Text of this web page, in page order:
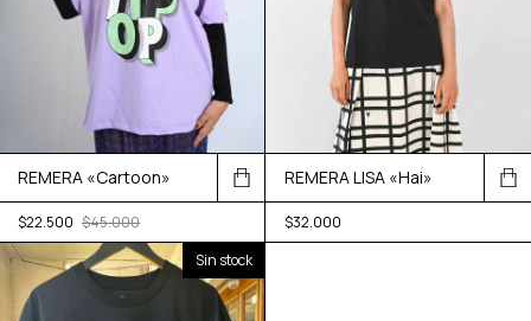
REMERA «Cartoon»
$22.500 $45.000
REMERA LISA «Hai»
$32.000
Sin stock